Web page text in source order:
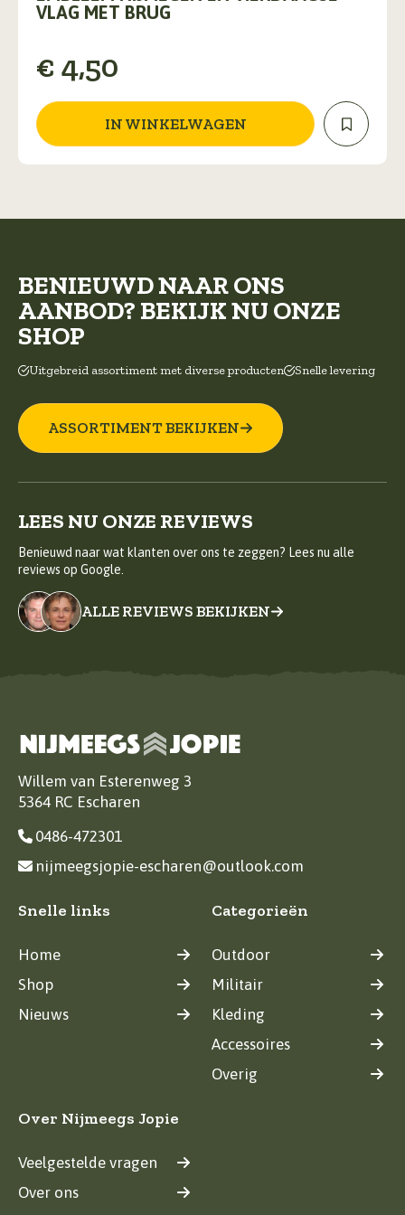
VLAG MET BRUG
€ 4,50
IN WINKELWAGEN
BENIEUWD NAAR ONS
AANBOD? BEKIJK NU ONZE
SHOP
Uitgebreid assortiment met diverse producten Snelle levering
ASSORTIMENT BEKIJKEN
LEES NU ONZE REVIEWS
Benieuwd naar wat klanten over ons te zeggen? Lees nu alle
reviews op Google.
ALLE REVIEWS BEKIJKEN
Willem van Esterenweg 3
5364 RC Escharen
0486-472301
nijmeegsjopie-escharen@outlook.com
Snelle links
Home
Shop
Nieuws
Categorieën
Outdoor
Militair
Kleding
Accessoires
Overig
Over Nijmeegs Jopie
Veelgestelde vragen
Over ons